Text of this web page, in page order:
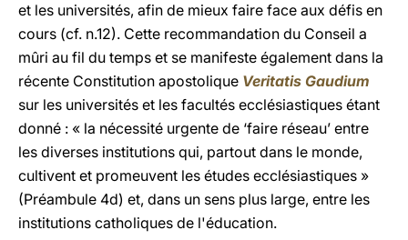
et les universités, afin de mieux faire face aux défis en
cours (cf. n.12). Cette recommandation du Conseil a
mûri au fil du temps et se manifeste également dans la
récente Constitution apostolique Veritatis Gaudium
sur les universités et les facultés ecclésiastiques étant
donné : « la nécessité urgente de ‘faire réseau’ entre
les diverses institutions qui, partout dans le monde,
cultivent et promeuvent les études ecclésiastiques »
(Préambule 4d) et, dans un sens plus large, entre les
institutions catholiques de l'éducation.